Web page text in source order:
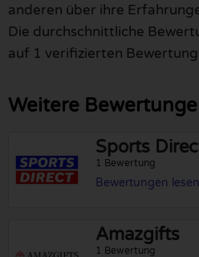
anderen über ihre
Die durchschnittliche
auf 1 verifizierten
Weitere
Sports
1 Bewertung
Bewertungen
Amazgifts
1 Bewertung